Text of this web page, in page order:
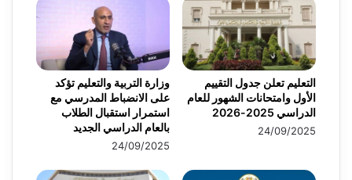
وزارة التربية والتعليم تؤكد
على الانضباط المدرسي مع
استمرار استقبال الطلاب
بالعام الدراسي الجديد
24/09/2025
التعليم تعلن جدول التقييم
الأول وامتحانات الشهور للعام
الدراسي 2025-2026
24/09/2025